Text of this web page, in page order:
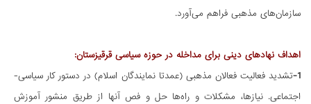
سازمان‌های مذهبی فراهم می‌آورد.
اهداف نهادهای دینی برای مداخله در حوزه سیاسی قرقیزستان:
1- تشدید فعالیت فعالان مذهبی (عمدتا نمایندگان اسلام) در دستور کار سیاسی-
اجتماعی. نیازها، مشکلات و راه‌‌ها حل و فص آنها از طریق منشور آموزش